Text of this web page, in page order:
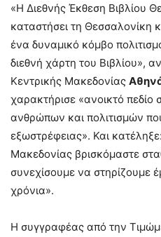
«Η Διεθνής Έκθεση Βιβλίου
καταστήσει τη Θεσσαλονίκη
ένα δυναμικό κόμβο
διεθνή χάρτη του Βιβλίου»,
Κεντρικής Μακεδονίας
χαρακτήρισε «ανοικτό πεδίο
ανθρώπων και πολιτισμών
εξωστρέφειας». Και
Μακεδονίας βρισκόμαστε
συνεχίσουμε να στηρίζουμε
χρόνια».
Η συγγραφέας από την